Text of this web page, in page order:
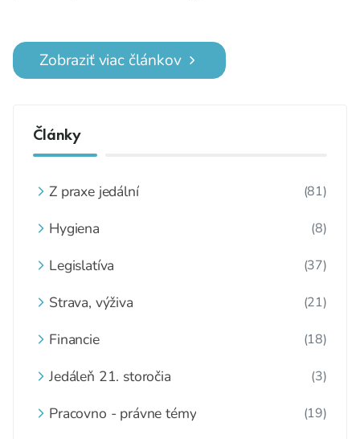
Zobraziť viac článkov
Články
Z praxe jedální (81)
Hygiena (8)
Legislatíva (37)
Strava, výživa (21)
Financie (18)
Jedáleň 21. storočia (3)
Pracovno - právne témy (19)